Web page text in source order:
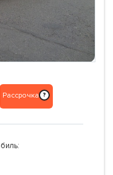
Рассрочка ?